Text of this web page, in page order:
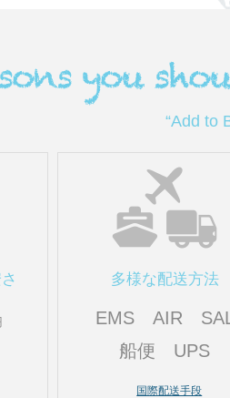
“Add to
多様な配送方法
EMS AIR
船便
UPS
国際配送手段